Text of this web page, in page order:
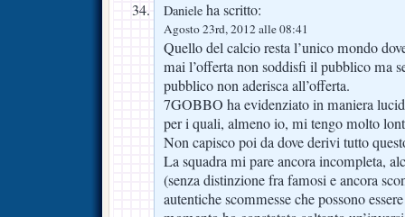
Daniele ha scritto:
Agosto 23rd, 2012 alle 08:41
Quello del calcio resta l’unico mondo
mai l’offerta non soddisfi il pubblico ma
pubblico non aderisca all’offerta.
7GOBBO ha evidenziato in maniera
per i quali, almeno io, mi tengo molto
Non capisco poi da dove derivi tutto
La squadra mi pare ancora incompleta,
(senza distinzione fra famosi e ancora
autentiche scommesse che possono